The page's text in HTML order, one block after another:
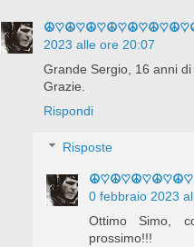
2023 alle ore 20:07
Grande Sergio, 16 anni
Grazie.
Rispondi
Risposte
0 febbraio 2023
Ottimo Simo,
prossimo!!!